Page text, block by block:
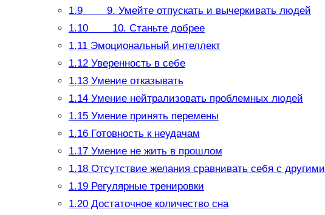
1.99. Умейте отпускать и вычеркивать людей
1.1010. Станьте добрее
1.11Эмоциональный интеллект
1.12Уверенность в себе
1.13Умение отказывать
1.14Умение нейтрализовать проблемных людей
1.15Умение принять перемены
1.16Готовность к неудачам
1.17Умение не жить в прошлом
1.18Отсутствие желания сравнивать себя с другими
1.19Регулярные тренировки
1.20Достаточное количество сна